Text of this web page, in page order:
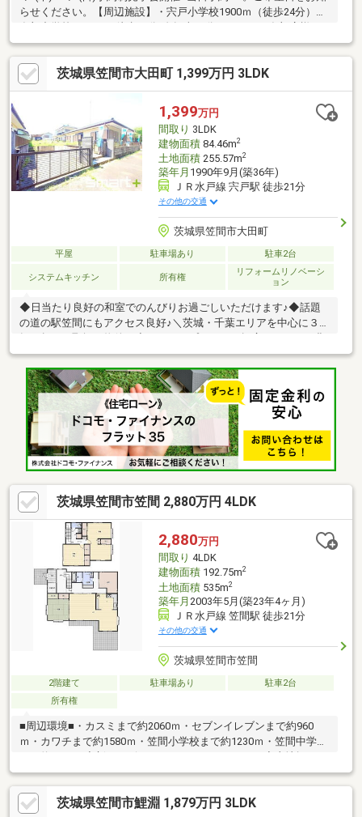
らせください。【周辺施設】・宍戸小学校1900ｍ（徒歩24分）・
3100ｍ（徒歩39分/車7分）・宍戸駅1400m（徒歩18分）【リフォ
ーム内容】駐車場拡張、外壁屋根塗装、植栽剪定、庭木伐採シス
テムキッチン交換、ユニットバス交換、トイレ交換、洗面化粧台
交換、間取変更、室内ドア（一部）交換、床材上張り、シューズ
ボックス交換、クロス張替え、畳表替え、障子・襖張替え、給湯
器交換、インターホン設置、火災警報器設置、照明器
茨城県笠間市大田町 1,399万円 3LDK
1,399万円
間取り 3LDK
建物面積84.46m2
土地面積255.57m2
築年月 1990年9月(築36年)
ＪＲ水戸線 宍戸駅 徒歩21分
その他の交通
茨城県笠間市大田町
平屋 駐車場あり 駐車2台
システムキッチン 所有権
リフォームリノベーシ
ョン
◆日当たり良好の和室でのんびりお過ごしいただけます♪◆話題
の道の駅笠間にもアクセス良好♪＼茨城・千葉エリアを中心に３万
富な物件をご紹介可能♪◆お客様のご希望に沿うお住まいも弊社
ならきっと見つかります！＼住宅ローンならお任せください！最
適な金融機関をご紹介いたします♪／◆借入がある・転職した
て・過去に金融事故があった・他社様でダメだった・・・◆スマ
ートプラスにぜひ一度ご相談ください！通過実績多数ございます♪
＼お客様のご都合に合わせてご見学可能！送り迎えもご相談くだ
さい♪／
茨城県笠間市笠間 2,880万円 4LDK
2,880万円
間取り 4LDK
建物面積192.75m2
土地面積535m2
築年月 2003年5月(築23年4ヶ月)
ＪＲ水戸線 笠間駅 徒歩21分
その他の交通
茨城県笠間市笠間
2階建て 駐車場あり
駐車2台
所有権
■周辺環境■・カスミまで約2060ｍ・セブンイレブンまで約960
ｍ・カワチまで約1580ｍ・笠間小学校まで約1230ｍ・笠間中学校
同時に、お客様が気になるハウスメーカーや建築業者様を無料で
ご相談いただけます！また当社にて建築担当営業様もご紹介いた
します！お気軽にご相談ください♪
茨城県笠間市鯉淵 1,879万円 3LDK